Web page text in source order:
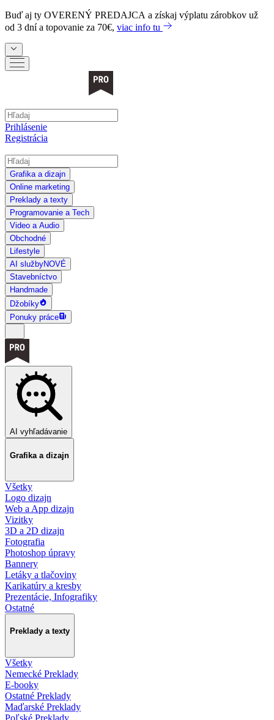
Buď aj ty OVERENÝ PREDAJCA a získaj výplatu zárobkov už
od 3 dní a topovanie za 70€, viac info tu
Prihlásenie
Registrácia
Grafika a dizajn
Online marketing
Preklady a texty
Programovanie a Tech
Video a Audio
Obchodné
Lifestyle
AI službyNOVÉ
Stavebníctvo
Handmade
Džobíky
Ponuky práce
AI vyhľadávanie
Grafika a dizajn
Všetky
Logo dizajn
Web a App dizajn
Vizitky
3D a 2D dizajn
Fotografia
Photoshop úpravy
Bannery
Letáky a tlačoviny
Karikatúry a kresby
Prezentácie, Infografiky
Ostatné
Preklady a texty
Všetky
Nemecké Preklady
E-booky
Ostatné Preklady
Maďarské Preklady
Poľské Preklady